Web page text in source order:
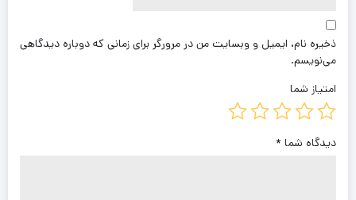
ذخیره نام، ایمیل و وبسایت من در مرورگر برای زمانی که دوباره دیدگاهی
می‌نویسم.
امتیاز شما
دیدگاه شما *